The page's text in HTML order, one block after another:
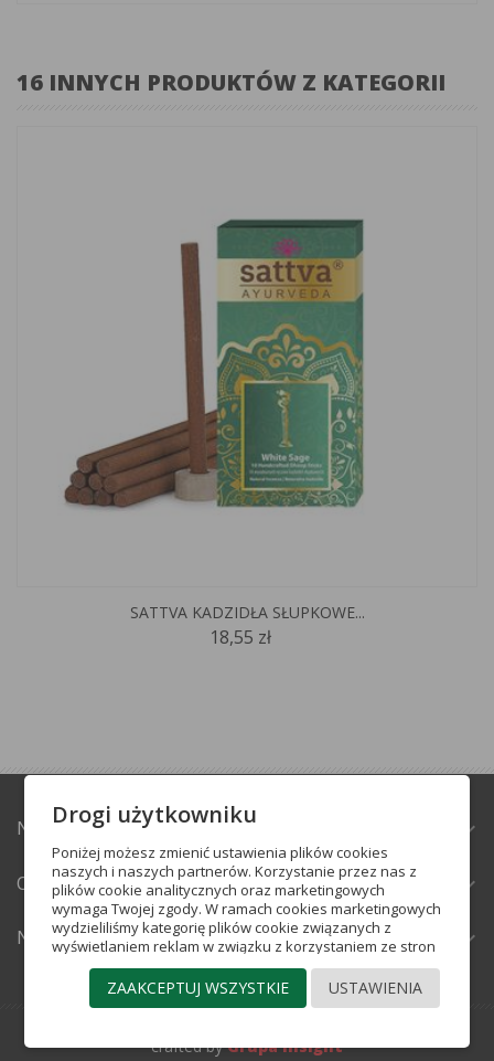
16 INNYCH PRODUKTÓW Z KATEGORII
SATTVA KADZIDŁA SŁUPKOWE...
18,55 zł
NATURABAZAR.PL expand_more
OBSŁUGA KLIENTA expand_more
NEWSLETTER expand_more
crafted byGrupa Insight
Drogi użytkowniku
Poniżej możesz zmienić ustawienia plików cookies
naszych i naszych partnerów. Korzystanie przez nas z
plików cookie analitycznych oraz marketingowych
wymaga Twojej zgody. W ramach cookies marketingowych
wydzieliliśmy kategorię plików cookie związanych z
wyświetlaniem reklam w związku z korzystaniem ze stron
internetowych (reklamowe pliki cookie) oraz plików cookie
pozwalających na docieranie do Ciebie ze
spersonalizowaną reklamą w portalach
USTAWIENIA
ZAAKCEPTUJ WSZYSTKIE